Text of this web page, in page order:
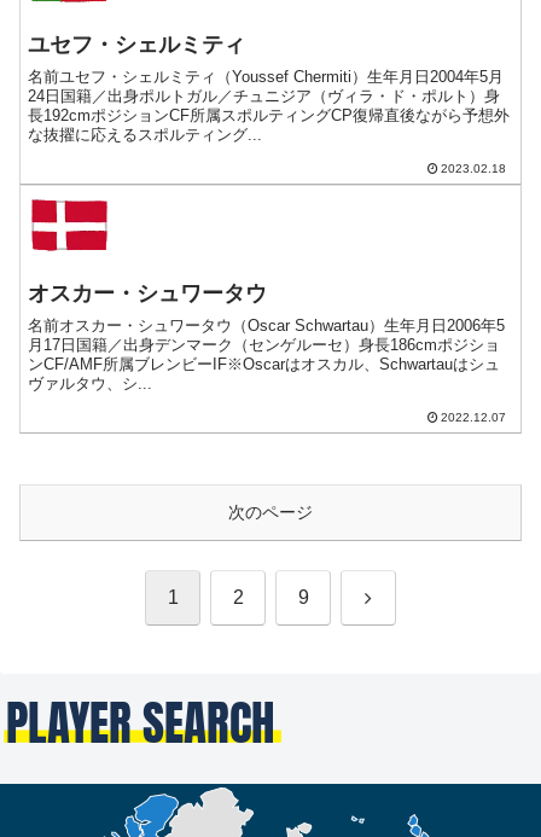
ユセフ・シェルミティ
名前ユセフ・シェルミティ（Youssef Chermiti）生年月日2004年5月
24日国籍／出身ポルトガル／チュニジア（ヴィラ・ド・ポルト）身
長192cmポジションCF所属スポルティングCP復帰直後ながら予想外
な抜擢に応えるスポルティング...
2023.02.18
オスカー・シュワータウ
名前オスカー・シュワータウ（Oscar Schwartau）生年月日2006年5
月17日国籍／出身デンマーク（センゲルーセ）身長186cmポジショ
ンCF/AMF所属ブレンビーIF※Oscarはオスカル、Schwartauはシュ
ヴァルタウ、シ...
2022.12.07
次のページ
1 2 9 次